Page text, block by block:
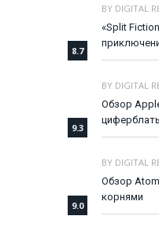
8.7
BY DIGITAL
«Split
9.3
BY DIGITAL
Обзор
9.0
BY DIGITAL
Обзор
корнями